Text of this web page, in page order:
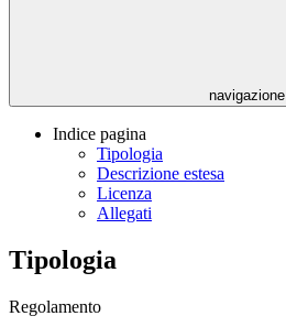
navigazione
Indice pagina
Tipologia
Descrizione estesa
Licenza
Allegati
Tipologia
Regolamento